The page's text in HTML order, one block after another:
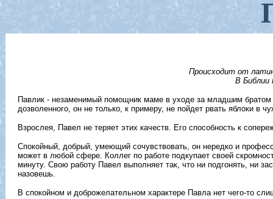
Происходит от
В Библии
Павлик - незаменимый помощник маме в уходе за младшим братом
дозволенного, он не только, к примеру, не пойдет рвать яблоки в
Взрослея, Павел не теряет этих качеств. Его способность к
Спокойный, добрый, умеющий сочувствовать, он нередко и
может в любой сфере. Коллег по работе подкупает своей
минуту. Свою работу Павел выполняет так, что ни подгонять, ни
назовешь.
В спокойном и доброжелательном характере Павла нет чего-то